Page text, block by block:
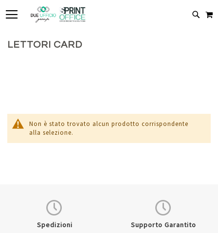
CERCA
LETTORI CARD
Non è stato trovato alcun prodotto corrispondente
alla selezione.
Spedizioni Supporto Garantito